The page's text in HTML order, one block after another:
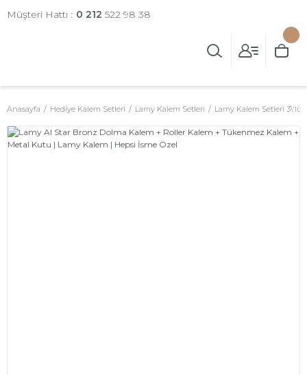
Müşteri Hattı : 0 212 522 98 38
Anasayfa Hediye Kalem Setleri Lamy Kalem Setleri Lamy Kalem Setleri 3\'lü